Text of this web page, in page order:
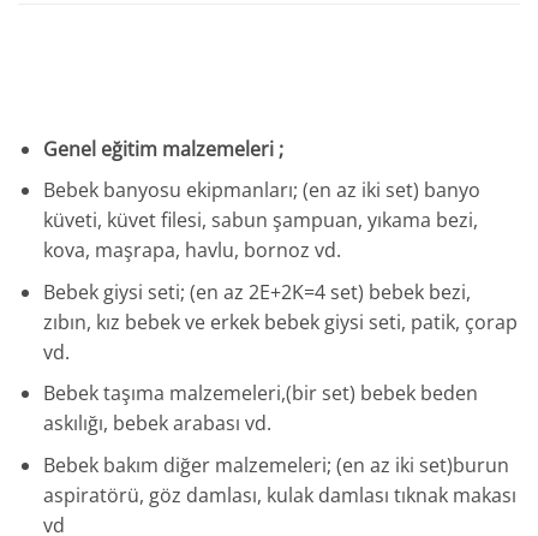
Genel eğitim malzemeleri ;
Bebek banyosu ekipmanları; (en az iki set) banyo
küveti, küvet filesi, sabun şampuan, yıkama bezi,
kova, maşrapa, havlu, bornoz vd.
Bebek giysi seti; (en az 2E+2K=4 set) bebek bezi,
zıbın, kız bebek ve erkek bebek giysi seti, patik, çorap
vd.
Bebek taşıma malzemeleri,(bir set) bebek beden
askılığı, bebek arabası vd.
Bebek bakım diğer malzemeleri; (en az iki set)burun
aspiratörü, göz damlası, kulak damlası tıknak makası
vd